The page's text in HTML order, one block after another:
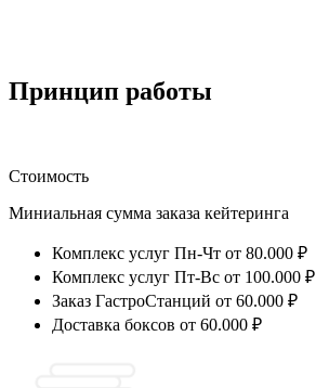
Принцип работы
Стоимость
Миниальная сумма заказа кейтеринга
Комплекс услуг Пн-Чт от 80.000 ₽
Комплекс услуг Пт-Вс от 100.000 ₽
Заказ ГастроСтанций от 60.000 ₽
Доставка боксов от 60.000 ₽